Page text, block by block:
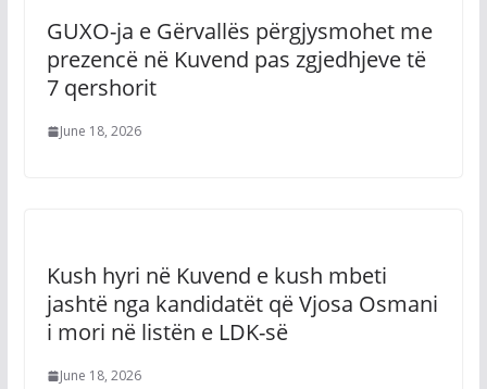
GUXO-ja e Gërvallës përgjysmohet me
prezencë në Kuvend pas zgjedhjeve të
7 qershorit
June 18, 2026
Kush hyri në Kuvend e kush mbeti
jashtë nga kandidatët që Vjosa Osmani
i mori në listën e LDK-së
June 18, 2026